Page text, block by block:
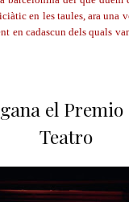
en les taules, ara una
en cadascun dels quals
el
Teatro